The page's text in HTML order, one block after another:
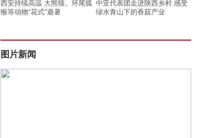
西安持续高温 大熊猫、环尾狐
猴等动物“花式”避暑
中亚代表团走进陕西乡村 感受
绿水青山下的香菇产业
图片新闻